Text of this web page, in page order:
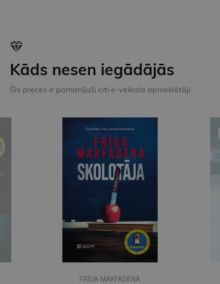
Kāds nesen iegādājās
Šīs preces ir pamanījuši citi e-veikala apmeklētāji
FRĪDA MAKFADENA